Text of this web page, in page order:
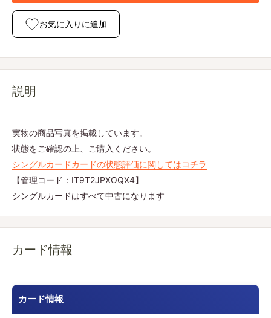
お気に入りに追加
説明
実物の商品写真を掲載しています。
状態をご確認の上、ご購入ください。
シングルカードカードの状態評価に関してはコチラ
【管理コード：IT9T2JPXOQX4】
シングルカードはすべて中古になります
カード情報
カード情報